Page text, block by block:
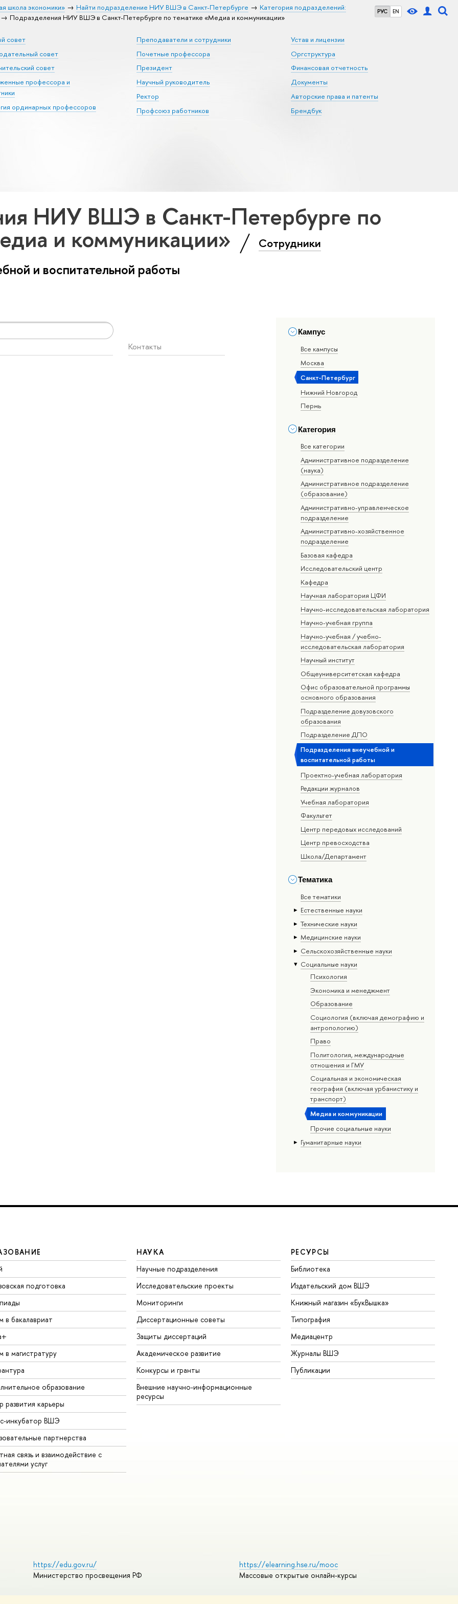
РУС EN
школа экономики» Найти подразделение НИУ ВШЭ в Санкт-Петербурге
Категория подразделений:
Подразделения НИУ ВШЭ в Санкт-Петербурге по тематике «Медиа и коммуникации»
совет
совет
совет
профессора и
ординарных профессоров
Преподаватели и сотрудники
Почетные профессора
Президент
Научный руководитель
Ректор
Профсоюз работников
Устав и лицензии
Оргструктура
Финансовая отчетность
Документы
Авторские права и патенты
Брендбук
НИУ ВШЭ в Санкт-Петербурге по
и коммуникации» Сотрудники
и воспитательной работы
Кампус
Все кампусы
Москва
Санкт-Петербург
Нижний Новгород
Пермь
Категория
Все категории
Административное подразделение
(наука)
Административное подразделение
(образование)
Административно-управленческое
подразделение
Административно-хозяйственное
подразделение
Базовая кафедра
Исследовательский центр
Кафедра
Научная лаборатория ЦФИ
Научно-исследовательская лаборатория
Научно-учебная группа
Научно-учебная / учебно-
исследовательская лаборатория
Научный институт
Общеуниверситетская кафедра
Офис образовательной программы
основного образования
Подразделение довузовского
образования
Подразделение ДПО
Подразделения внеучебной и
воспитательной работы
Проектно-учебная лаборатория
Редакции журналов
Учебная лаборатория
Факультет
Центр передовых исследований
Центр превосходства
Школа/Департамент
Тематика
Все тематики
Естественные науки
Тех­ничес­кие науки
Медицинские науки
Сельскохозяйственные науки
Социальные науки
Психология
Экономика и менеджмент
Образование
Социология (включая демографию и
антропологию)
Право
Политология, международные
отношения и ГМУ
Социальная и экономическая
география (включая урбанистику и
транспорт)
Медиа и коммуникации
Прочие социальные науки
Гуманитарные науки
Контакты
подготовка
в бакалавриат
в магистратуру
образование
развития карьеры
инкубатор ВШЭ
партнерства
связь и взаимодействие с
услуг
НАУКА
Научные подразделения
Исследовательские проекты
Мониторинги
Диссертационные советы
Защиты диссертаций
Академическое развитие
Конкурсы и гранты
Внешние научно-информационные
ресурсы
РЕСУРСЫ
Библиотека
Издательский дом ВШЭ
Книжный магазин «БукВышка»
Типография
Медиацентр
Журналы ВШЭ
Публикации
https://edu.gov.ru/
Министерство просвещения РФ
https://elearning.hse.ru/mooc
Массовые открытые онлайн-курсы